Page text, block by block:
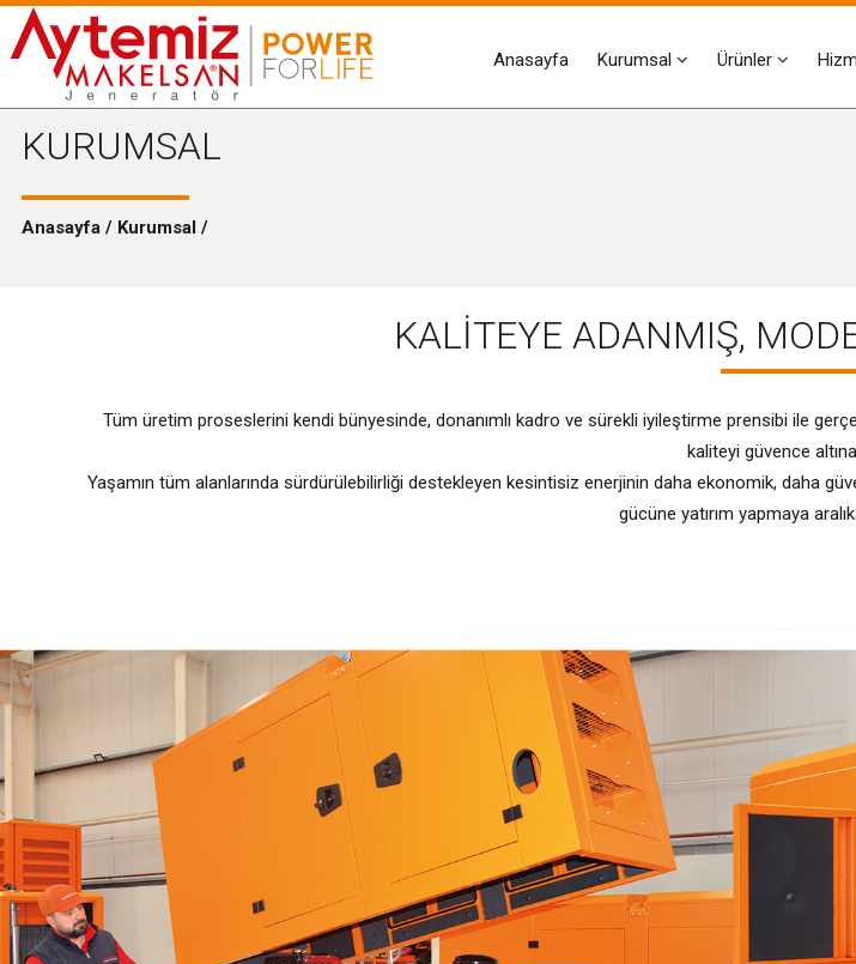
Anasayfa Kurumsal Ürünler
KURUMSAL
Anasayfa / Kurumsal /
KALİTEYE ADANMIŞ,
Tüm üretim proseslerini kendi bünyesinde, donanımlı kadro ve sürekli iyileştirme prensibi ile
kaliteyi güvence altına
Yaşamın tüm alanlarında sürdürülebilirliği destekleyen kesintisiz enerjinin daha ekonomik, daha
gücüne yatırım yapmaya